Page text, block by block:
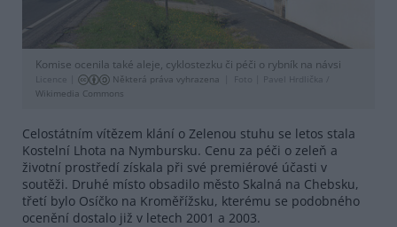
Komise ocenila také aleje, cyklostezku či péči o rybník na návsi
Licence | Některá práva vyhrazena Foto |
Pavel Hrdlička /
Wikimedia Commons
Celostátním vítězem klání o Zelenou stuhu se letos stala
Kostelní Lhota na Nymbursku. Cenu za péči o zeleň a
životní prostředí získala při své premiérové účasti v
soutěži. Druhé místo obsadilo město Skalná na Chebsku,
třetí bylo Osíčko na Kroměřížsku, kterému se podobného
ocenění dostalo již v letech 2001 a 2003.